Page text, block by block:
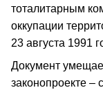
тоталитарным
оккупации
23 августа 1991
Документ
законопроекте –